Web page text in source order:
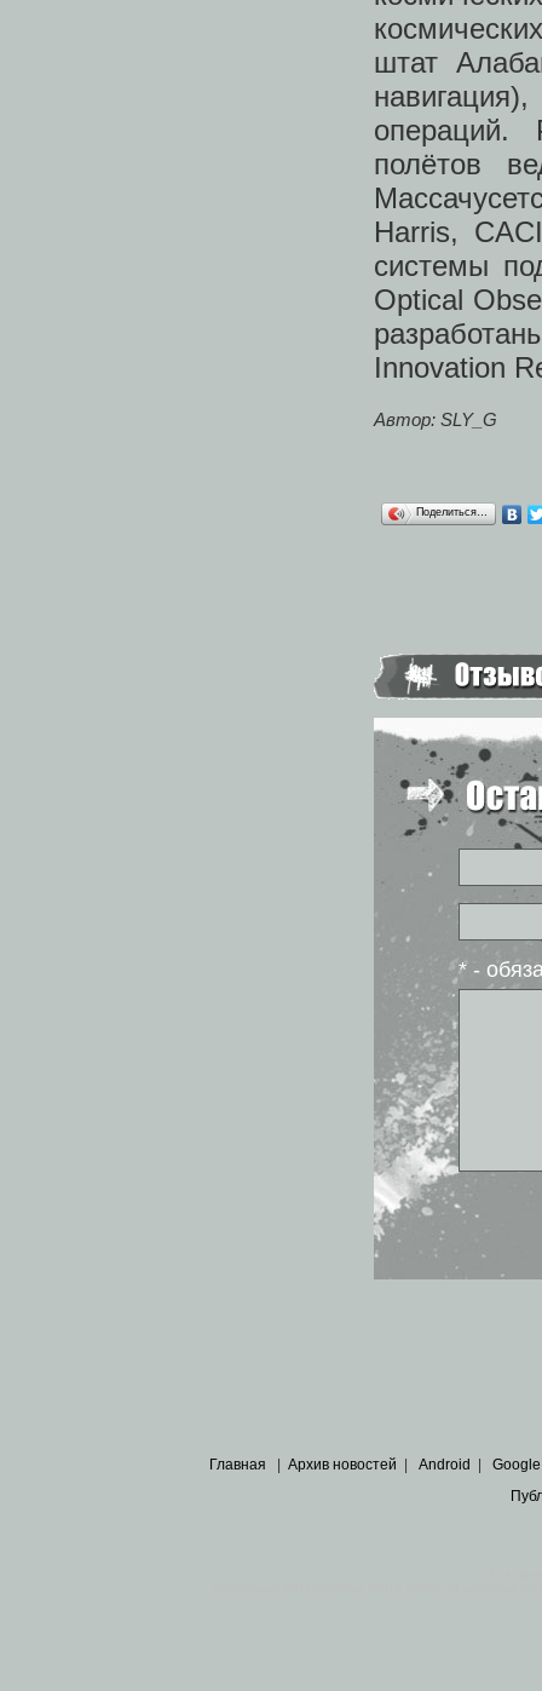
штат
операций.
полётов
Harris,
системы
Optical
Innovation
Автор: SLY_G
Поделиться…
* -
Главная | Архив новостей | Android | Google